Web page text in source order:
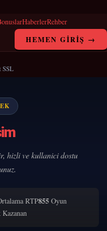
HaberlerRehber
HEMEN GIRIŞ →
SSL
hizli ve kullanici dostu
RTP855Oyun